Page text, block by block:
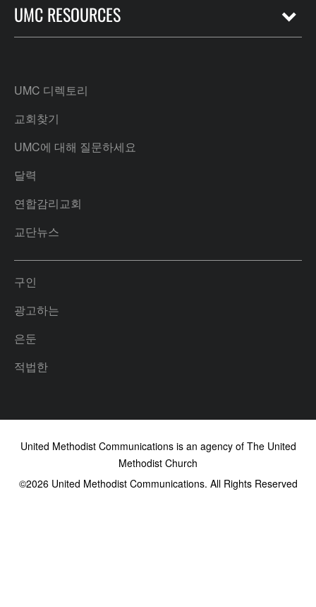
UMC RESOURCES
UMC 디렉토리
교회찾기
UMC에 대해 질문하세요
달력
연합감리교회
교단뉴스
구인
광고하는
은둔
적법한
United Methodist Communications is an agency of The United
Methodist Church
©2026United Methodist Communications. All Rights Reserved